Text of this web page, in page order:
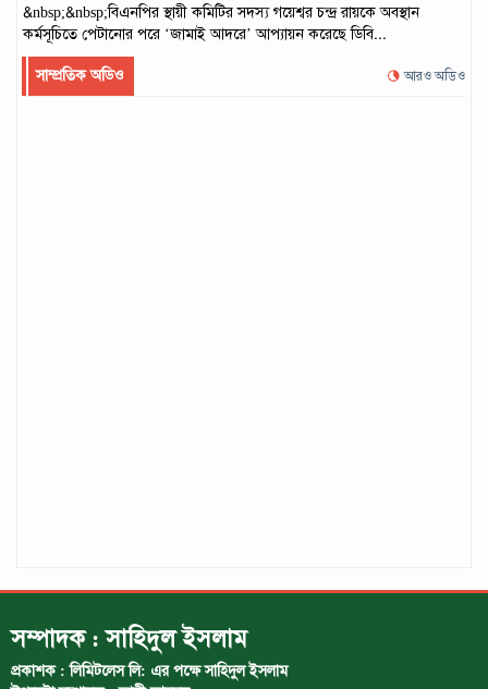
&nbsp;&nbsp;বিএনপির স্থায়ী কমিটির সদস্য গয়েশ্বর চন্দ্র রায়কে অবস্থান
কর্মসূচিতে পেটানোর পরে ‘জামাই আদরে’ আপ্যায়ন করেছে ডিবি...
সাম্প্রতিক অডিও আরও অডিও
সম্পাদক : সাহিদুল ইসলাম
প্রকাশক : লিমিটলেস লি: এর পক্ষে সাহিদুল ইসলাম